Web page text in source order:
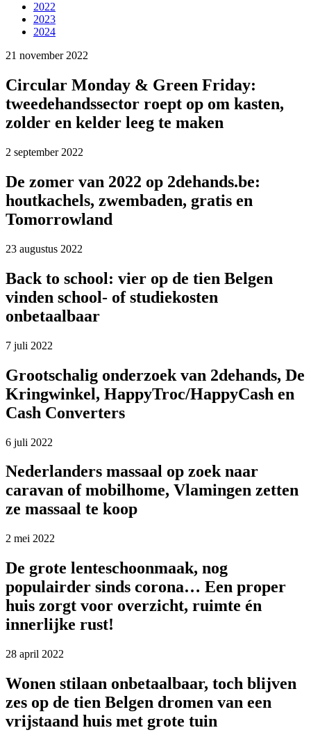
2022
2023
2024
21 november 2022
Circular Monday & Green Friday:
tweedehandssector roept op om kasten,
zolder en kelder leeg te maken
2 september 2022
De zomer van 2022 op 2dehands.be:
houtkachels, zwembaden, gratis en
Tomorrowland
23 augustus 2022
Back to school: vier op de tien Belgen
vinden school- of studiekosten
onbetaalbaar
7 juli 2022
Grootschalig onderzoek van 2dehands, De
Kringwinkel, HappyTroc/HappyCash en
Cash Converters
6 juli 2022
Nederlanders massaal op zoek naar
caravan of mobilhome, Vlamingen zetten
ze massaal te koop
2 mei 2022
De grote lenteschoonmaak, nog
populairder sinds corona… Een proper
huis zorgt voor overzicht, ruimte én
innerlijke rust!
28 april 2022
Wonen stilaan onbetaalbaar, toch blijven
zes op de tien Belgen dromen van een
vrijstaand huis met grote tuin